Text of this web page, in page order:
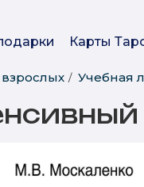
Карты
Учебная